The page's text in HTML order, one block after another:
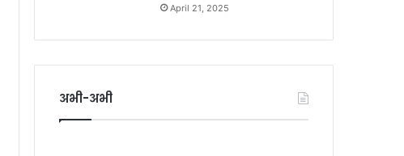
April 21, 2025
अभी-अभी